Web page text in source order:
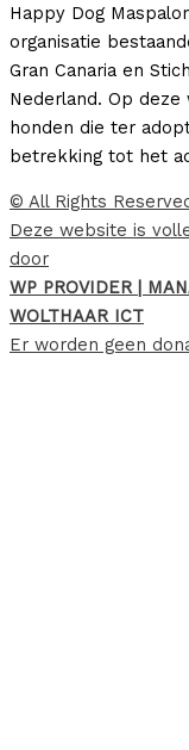
Happy Dog
organisatie
Gran Canaria en
Nederland. Op
honden die ter
betrekking tot het
© All Rights
Deze website is
door
WP PROVIDER |
WOLTHAAR ICT
Er worden geen